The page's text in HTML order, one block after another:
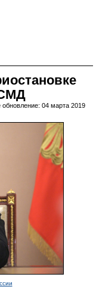
обновление: 04 марта 2019